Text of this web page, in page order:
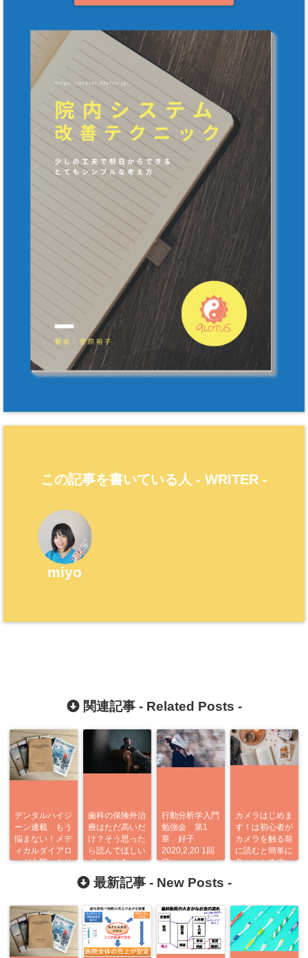
この記事を書いている人 - WRITER -
miyo
関連記事 - Related Posts -
デンタルハイジ
ーン連載 もう
悩まない！メデ
ィカルダイアロ
ーグ入門 あり
歯科の保険外治
療はただ高いだ
け？そう思った
ら読んでほしい
ポイント4つ
行動分析学入門
勉強会 第1
章 好子
2020,2,20 1回
目
カメラはじめま
す！は初心者が
カメラを触る前
に読むと簡単に
色々わかる本
最新記事 - New Posts -